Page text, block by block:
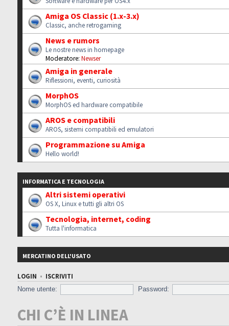
Amiga OS Classic (1.x-3.x)
Classic, anche retrogaming
News e rumors
Le nostre news in homepage
Moderatore: Newser
Amiga in generale
Riflessioni, eventi, curiosità
MorphOS
MorphOS ed hardware compatibile
AROS e compatibili
AROS, sistemi compatibili ed emulatori
Programmazione su Amiga
Hello world!
INFORMATICA E TECNOLOGIA
Altri sistemi operativi
OS X, Linux e tutti gli altri OS
Tecnologia, internet, coding
Tutta l'informatica
MERCATINO DELL'USATO
LOGIN • ISCRIVITI
Nome utente:
Password:
CHI C’È IN LINEA